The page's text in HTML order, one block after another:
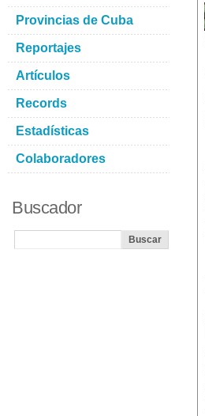
Provincias de Cuba
Reportajes
Artículos
Records
Estadísticas
Colaboradores
Buscador